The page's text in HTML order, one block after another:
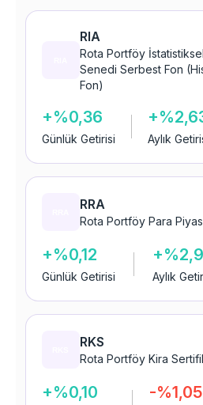
RIA
Rota Portföy
Senedi Serbest Fon
Fon)
+%0,36
Günlük Getirisi Aylık
RRA
Rota Portföy Para
+%0,12
Günlük Getirisi Aylık
RKS
Rota Portföy Kira
+%0,10 -%1,05